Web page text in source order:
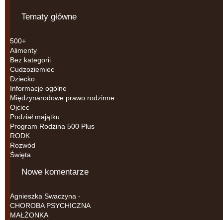
Tematy główne
500+
Alimenty
Bez kategorii
Cudzoziemiec
Dziecko
Informacje ogólne
Międzynarodowe prawo rodzinne
Ojciec
Podział majątku
Program Rodzina 500 Plus
RODK
Rozwód
Święta
Nowe komentarze
Agnieszka Swaczyna -
CHOROBA PSYCHICZNA
MAŁŻONKA